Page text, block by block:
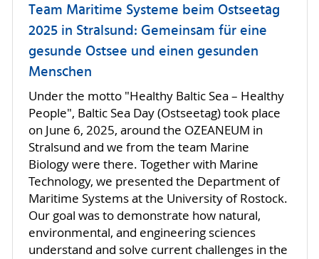
Team Maritime Systeme beim Ostseetag
2025 in Stralsund: Gemeinsam für eine
gesunde Ostsee und einen gesunden
Menschen
Under the motto "Healthy Baltic Sea – Healthy
People", Baltic Sea Day (Ostseetag) took place
on June 6, 2025, around the OZEANEUM in
Stralsund and we from the team Marine
Biology were there. Together with Marine
Technology, we presented the Department of
Maritime Systems at the University of Rostock.
Our goal was to demonstrate how natural,
environmental, and engineering sciences
understand and solve current challenges in the